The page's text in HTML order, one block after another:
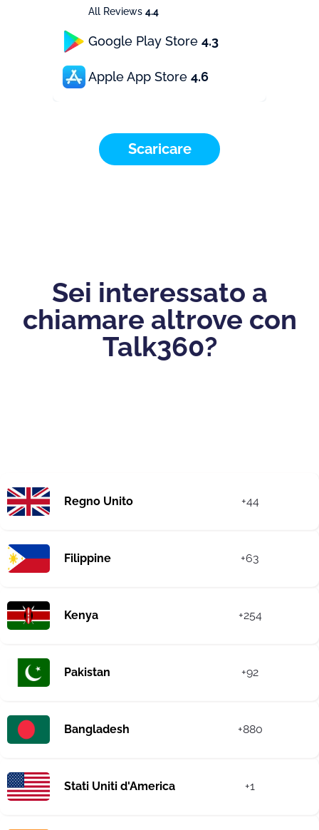
All Reviews 4.4
Google Play Store 4.3
Apple App Store 4.6
Scaricare
Sei interessato a
chiamare altrove con
Talk360?
Regno Unito +44
Filippine +63
Kenya +254
Pakistan +92
Bangladesh +880
Stati Uniti d'America +1